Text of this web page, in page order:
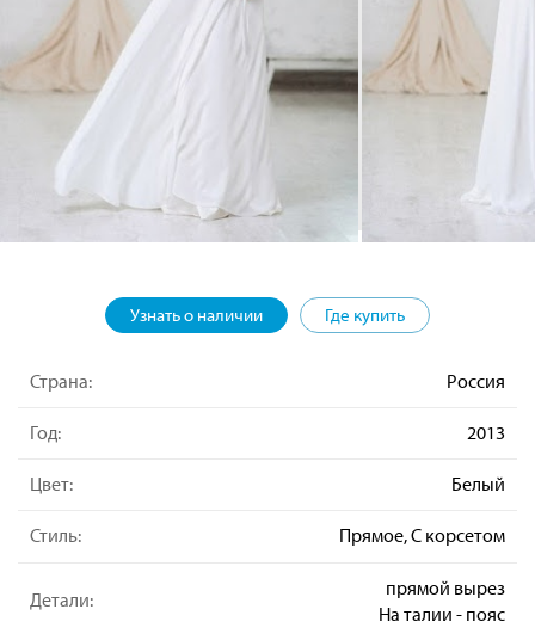
Узнать о наличии Где купить
Страна: Россия
Год: 2013
Цвет: Белый
Стиль: Прямое, С корсетом
Детали:
прямой вырез
На талии - пояс